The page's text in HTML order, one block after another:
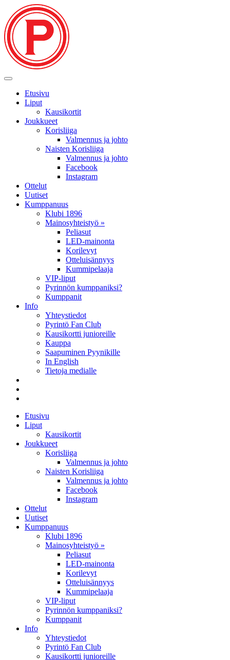
Etusivu
Liput
Kausikortit
Joukkueet
Korisliiga
Valmennus ja johto
Naisten Korisliiga
Valmennus ja johto
Facebook
Instagram
Ottelut
Uutiset
Kumppanuus
Klubi 1896
Mainosyhteistyö »
Peliasut
LED-mainonta
Korilevyt
Otteluisännyys
Kummipelaaja
VIP-liput
Pyrinnön kumppaniksi?
Kumppanit
Info
Yhteystiedot
Pyrintö Fan Club
Kausikortti junioreille
Kauppa
Saapuminen Pyynikille
In English
Tietoja medialle
Etusivu
Liput
Kausikortit
Joukkueet
Korisliiga
Valmennus ja johto
Naisten Korisliiga
Valmennus ja johto
Facebook
Instagram
Ottelut
Uutiset
Kumppanuus
Klubi 1896
Mainosyhteistyö »
Peliasut
LED-mainonta
Korilevyt
Otteluisännyys
Kummipelaaja
VIP-liput
Pyrinnön kumppaniksi?
Kumppanit
Info
Yhteystiedot
Pyrintö Fan Club
Kausikortti junioreille